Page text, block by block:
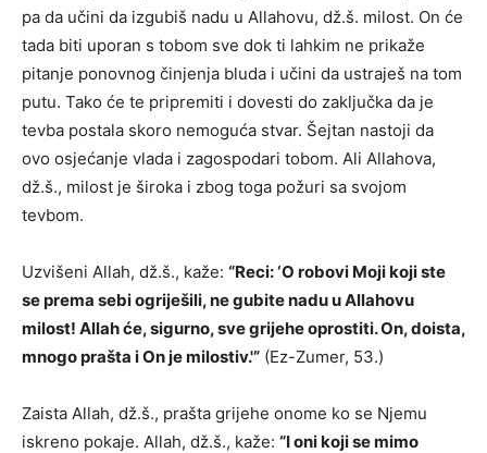
pa da učini da izgubiš nadu u Allahovu, dž.š. milost. On će
tada biti uporan s tobom sve dok ti lahkim ne prikaže
pitanje ponovnog činjenja bluda i učini da ustraješ na tom
putu. Tako će te pripremiti i dovesti do zaključka da je
tevba postala skoro nemoguća stvar. Šejtan nastoji da
ovo osjećanje vlada i zagospodari tobom. Ali Allahova,
dž.š., milost je široka i zbog toga požuri sa svojom
tevbom.
Uzvišeni Allah, dž.š., kaže: “Reci: ‘O robovi Moji koji ste
se prema sebi ogriješili, ne gubite nadu u Allahovu
milost! Allah će, sigurno, sve grijehe oprostiti. On, doista,
mnogo prašta i On je milostiv.'” (Ez-Zumer, 53.)
Zaista Allah, dž.š., prašta grijehe onome ko se Njemu
iskreno pokaje. Allah, dž.š., kaže: “I oni koji se mimo